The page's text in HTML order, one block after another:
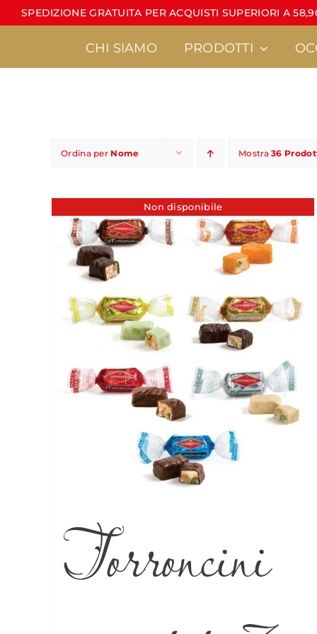
Salta
al
SPEDIZIONE GRATUITA PER ACQUISTI SUPERIORI A
CHI SIAMO PRODOTTI
• Linea Calt
• È sempre un
• Torroncini sfusi
• MiniCondorelli
Ordina per Nome Mostra36
Non disponibile
Torroncini